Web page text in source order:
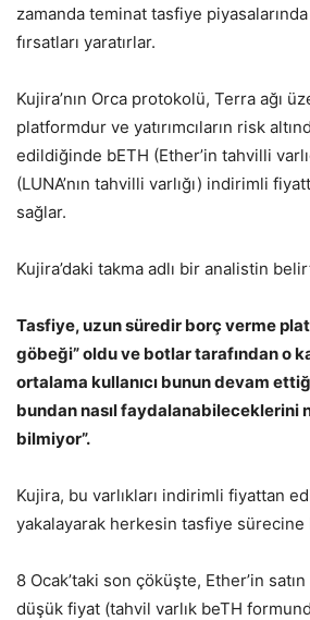
zamanda teminat tasfiye
fırsatları yaratırlar.
Kujira’nın Orca protokolü, Terra ağı
platformdur ve yatırımcıların risk
edildiğinde bETH (Ether’in tahvilli
(LUNA’nın tahvilli varlığı) indirimli
sağlar.
Kujira’daki takma adlı bir analistin
Tasfiye, uzun süredir borç verme
göbeği” oldu ve botlar tarafından o
ortalama kullanıcı bunun devam
bundan nasıl faydalanabileceklerini
bilmiyor”.
Kujira, bu varlıkları indirimli fiyattan
yakalayarak herkesin tasfiye sürecine
8 Ocak’taki son çöküşte, Ether’in
düşük fiyat (tahvil varlık beTH